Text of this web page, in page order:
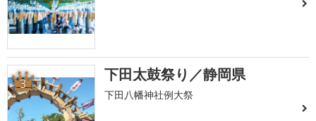
3 下田太鼓祭り／静岡県
下田八幡神社例大祭